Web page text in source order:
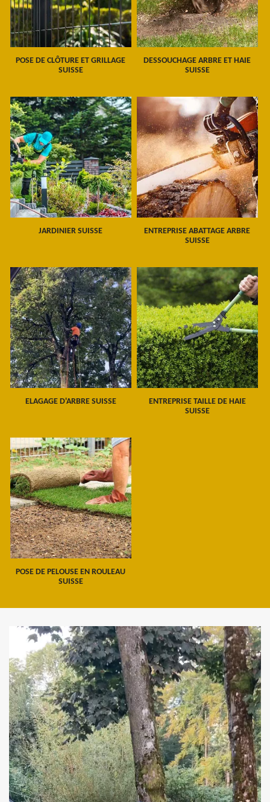
POSE DE CLÔTURE ET GRILLAGE
SUISSE
DESSOUCHAGE ARBRE ET HAIE
SUISSE
JARDINIER SUISSE
ENTREPRISE ABATTAGE ARBRE
SUISSE
ELAGAGE D'ARBRE SUISSE
ENTREPRISE TAILLE DE HAIE
SUISSE
POSE DE PELOUSE EN ROULEAU
SUISSE